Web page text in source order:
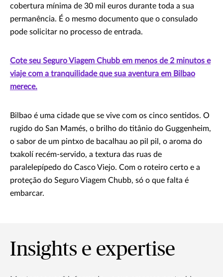
cobertura mínima de 30 mil euros durante toda a sua
permanência. É o mesmo documento que o consulado
pode solicitar no processo de entrada.
Cote seu Seguro Viagem Chubb em menos de 2 minutos e
viaje com a tranquilidade que sua aventura em Bilbao
merece.
Bilbao é uma cidade que se vive com os cinco sentidos. O
rugido do San Mamés, o brilho do titânio do Guggenheim,
o sabor de um pintxo de bacalhau ao pil pil, o aroma do
txakolí recém-servido, a textura das ruas de
paralelepípedo do Casco Viejo. Com o roteiro certo e a
proteção do Seguro Viagem Chubb, só o que falta é
embarcar.
Insights e expertise